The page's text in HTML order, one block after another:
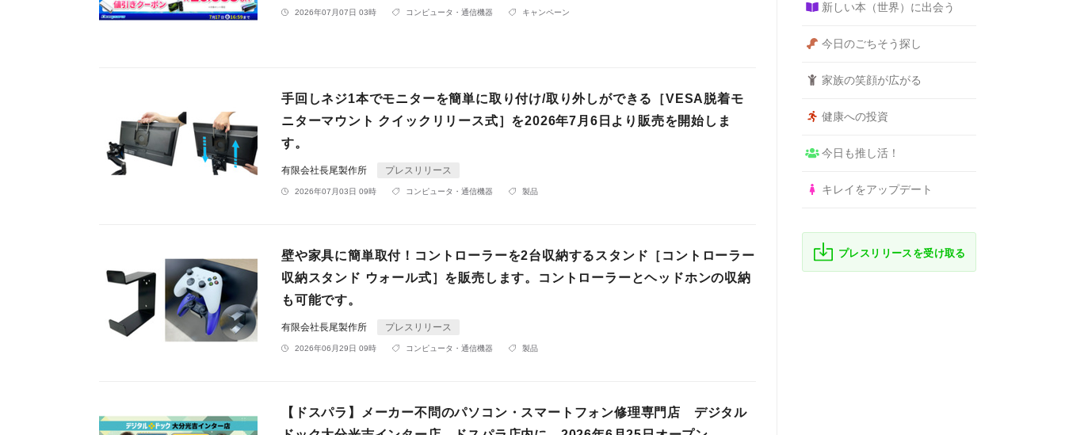
2026年07月07日 03時 コンピュータ・通信機器 キャンペーン
手回しネジ1本でモニターを簡単に取り付け/取り外しができる［VESA脱着モ
ニターマウント クイックリリース式］を2026年7月6日より販売を開始しま
す。
有限会社長尾製作所 プレスリリース
2026年07月03日 09時 コンピュータ・通信機器 製品
壁や家具に簡単取付！コントローラーを2台収納するスタンド［コントローラー
収納スタンド ウォール式］を販売します。コントローラーとヘッドホンの収納
も可能です。
有限会社長尾製作所 プレスリリース
2026年06月29日 09時 コンピュータ・通信機器 製品
【ドスパラ】メーカー不問のパソコン・スマートフォン修理専門店 デジタル
新しい本（世界）に出会う
今日のごちそう探し
家族の笑顔が広がる
健康への投資
今日も推し活！
キレイをアップデート
プレスリリースを受け取る